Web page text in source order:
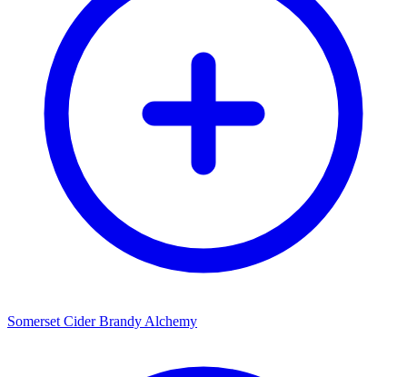
Somerset Cider Brandy Alchemy